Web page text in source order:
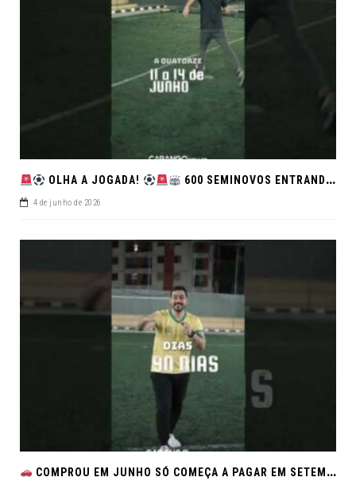
OLHA A JOGADA! 600 SEMINOVOS ENTRANDO EM CAMPO NO FEIRÃO DE VERDADE!
4 de junho de 2026
COMPROU EM JUNHO SÓ COMEÇA A PAGAR EM SETEMBRO!NO FEIRÃO DE VERDADE EM ARACJU